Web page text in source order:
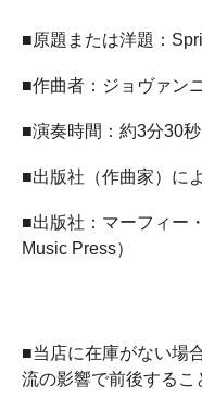
■原題または洋題：
■作曲者：ジョヴァン
■演奏時間：約3分30秒
■出版社（作曲家）に
■出版社：マーフィー
Music Press）
■当店に在庫がない場
流の影響で前後するこ